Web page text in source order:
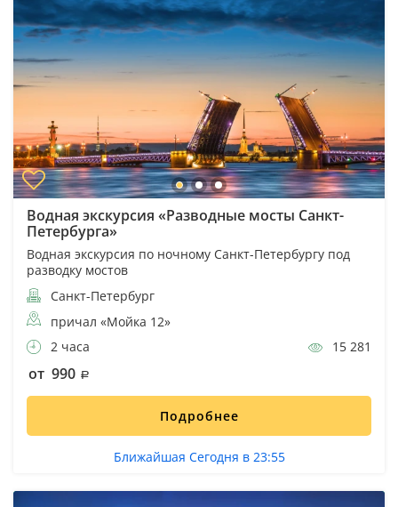
Водная экскурсия «Разводные мосты Санкт-
Петербурга»
Водная экскурсия по ночному Санкт-Петербургу под
разводку мостов
Санкт-Петербург
причал «Мойка 12»
2 часа
15 281
от 990
Подробнее
Ближайшая Сегодня в 23:55